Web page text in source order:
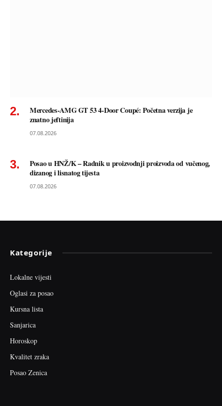
Mercedes-AMG GT 53 4-Door Coupé: Početna verzija je
znatno jeftinija
07.08.2026
Posao u HNŽ/K – Radnik u proizvodnji proizvoda od vučenog,
dizanog i lisnatog tijesta
07.08.2026
Kategorije
Lokalne vijesti
Oglasi za posao
Kursna lista
Sanjarica
Horoskop
Kvalitet zraka
Posao Zenica